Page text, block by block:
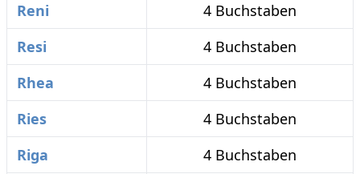
Reni
4 Buchstaben
Resi
4 Buchstaben
Rhea
4 Buchstaben
Ries
4 Buchstaben
Riga
4 Buchstaben